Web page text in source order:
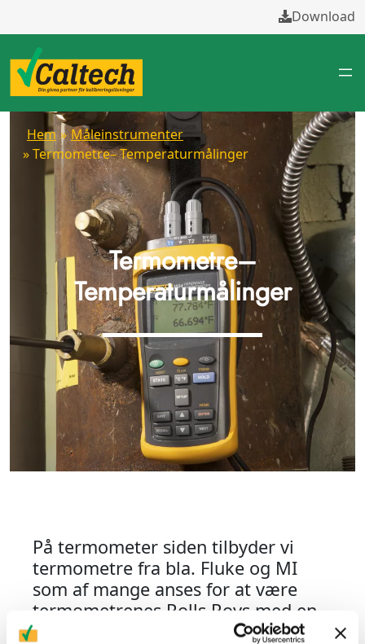
Download
Hem » Måleinstrumenter
» Termometre– Temperaturmålinger
Termometre–
Temperaturmålinger
På termometer siden tilbyder vi
termometre fra bla. Fluke og MI
som af mange anses for at være
termometrenes Rolls Roys med en
nødagtighed på ppm niveau.